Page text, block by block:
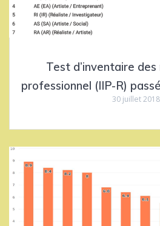
Test d’inventaire
professionnel (IIP-R)
30 juillet 2018